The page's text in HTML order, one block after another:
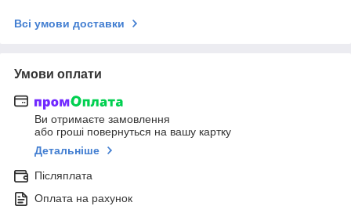
Всі умови доставки
Умови оплати
Ви отримаєте замовлення
або гроші повернуться на вашу картку
Детальніше
Післяплата
Оплата на рахунок